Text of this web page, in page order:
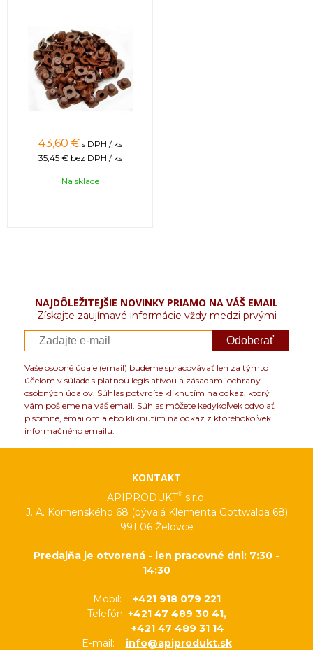
43,60 € s DPH / ks
35,45 € bez DPH / ks
Na sklade
NAJDÔLEŽITEJŠIE NOVINKY PRIAMO NA VÁŠ EMAIL
Získajte zaujímavé informácie vždy medzi prvými
Odoberať
Vaše osobné údaje (email) budeme spracovávať len za týmto
účelom v súlade s platnou legislatívou a zásadami ochrany
osobných údajov. Súhlas potvrdíte kliknutím na odkaz, ktorý
vám pošleme na váš email. Súhlas môžete kedykoľvek odvolať
písomne, emailom alebo kliknutím na odkaz z ktoréhokoľvek
informačného emailu.
KONTAKT
APIPRODUKT® s.r.o.
J. A. Komenského 68 (bývalá Klementa Gottwalda 68)
991 06 Želovce
Predajňa je otvorená - len pracovné dni: 7:30 -
14:30
Mobil: +421 918 079 221
Telefón: +421 47 489 30 41,
+421 47 489 31 14
E-mail: info@apiprodukt.sk